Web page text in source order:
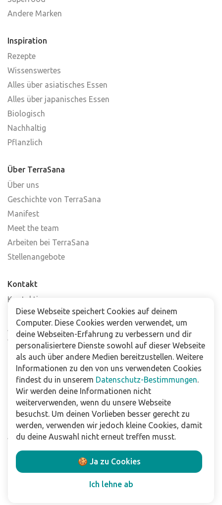
Andere Marken
Inspiration
Rezepte
Wissenswertes
Alles über asiatisches Essen
Alles über japanisches Essen
Biologisch
Nachhaltig
Pflanzlich
Über TerraSana
Über uns
Geschichte von TerraSana
Manifest
Meet the team
Arbeiten bei TerraSana
Stellenangebote
Kontakt
Kontaktiere uns
Häufig gestellte Fragen
Abonniere unseren Newsletter
Verkaufsstellen
Für Unternehmen
Downloads
Impressum
Datenschutzbestimmungen
Allgemeine Verkaufs- und Lieferbedingungen
Haftungsausschluss
Diese Webseite speichert Cookies auf deinem
Computer. Diese Cookies werden verwendet, um
deine Webseiten-Erfahrung zu verbessern und dir
personalisiertere Dienste sowohl auf dieser Webseite
als auch über andere Medien bereitzustellen. Weitere
Informationen zu den von uns verwendeten Cookies
findest du in unserem Datenschutz-Bestimmungen.
Wir werden deine Informationen nicht
weiterverwenden, wenn du unsere Webseite
besuchst. Um deinen Vorlieben besser gerecht zu
werden, verwenden wir jedoch kleine Cookies, damit
du deine Auswahl nicht erneut treffen musst.
🍪 Ja zu Cookies
Ich lehne ab